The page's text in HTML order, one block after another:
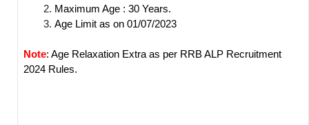
Maximum Age : 30 Years.
Age Limit as on 01/07/2023
Note: Age Relaxation Extra as per RRB ALP Recruitment
2024 Rules.